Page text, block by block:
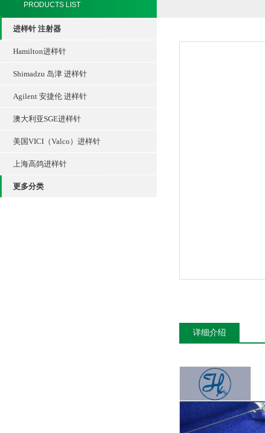
PRODUCTS LIST
进样针 注射器
Hamilton进样针
Shimadzu 岛津 进样针
Agilent 安捷伦 进样针
澳大利亚SGE进样针
美国VICI（Valco）进样针
上海高鸽进样针
更多分类
详细介绍